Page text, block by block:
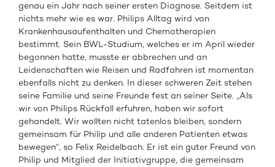
genau ein Jahr nach seiner ersten Diagnose. Seitdem ist
nichts mehr wie es war. Philips Alltag wird von
Krankenhausaufenthalten und Chemotherapien
bestimmt. Sein BWL-Studium, welches er im April wieder
begonnen hatte, musste er abbrechen und an
Leidenschaften wie Reisen und Radfahren ist momentan
ebenfalls nicht zu denken. In dieser schweren Zeit stehen
seine Familie und seine Freunde fest an seiner Seite. „Als
wir von Philips Rückfall erfuhren, haben wir sofort
gehandelt. Wir wollten nicht tatenlos bleiben, sondern
gemeinsam für Philip und alle anderen Patienten etwas
bewegen“, so Felix Reidelbach. Er ist ein guter Freund von
Philip und Mitglied der Initiativgruppe, die gemeinsam